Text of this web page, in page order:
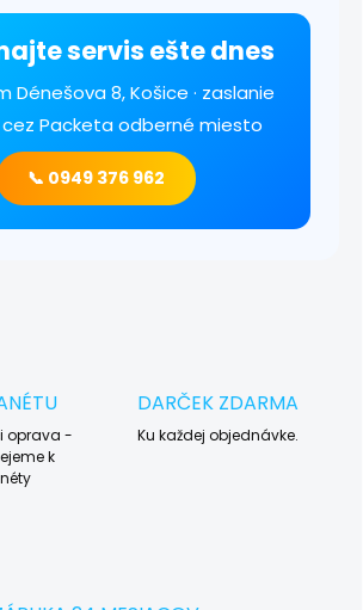
servis ešte dnes
Dénešova 8, Košice · zaslanie
Packeta odberné miesto
📞 0949 376 962
oprava -
k
DARČEK ZDARMA
Ku každej objednávke.